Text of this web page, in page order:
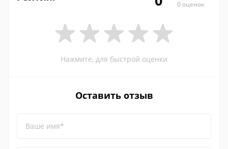
0 оценок
Нажмите, для быстрой оценки
Оставить отзыв
Ваше имя*